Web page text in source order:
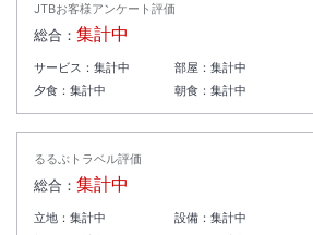
JTBお客様アンケート評価
総合： 集計中
サービス： 集計中 部屋： 集計中
夕食： 集計中 朝食： 集計中
るるぶトラベル評価
総合： 集計中
立地： 集計中 設備： 集計中